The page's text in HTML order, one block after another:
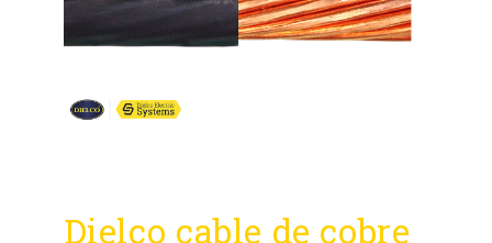
Dielco cable de cobre